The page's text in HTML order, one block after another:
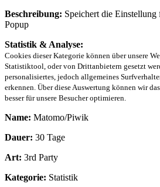
Beschreibung: Speichert die
Popup
Statistik & Analyse:
Cookies dieser Kategorie können über unsere
Statistiktool, oder von Drittanbietern gesetzt
personalisiertes, jedoch allgemeines
erkennen. Über diese Auswertung können wir
besser für unsere Besucher optimieren.
Name: Matomo/Piwik
Dauer: 30 Tage
Art: 3rd Party
Kategorie: Statistik